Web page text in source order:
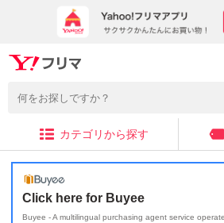
カテゴリから探す
Click here for Buyee
Buyee - A multilingual purchasing agent service